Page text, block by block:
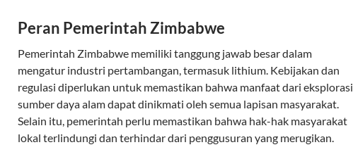
Peran Pemerintah Zimbabwe
Pemerintah Zimbabwe memiliki tanggung jawab besar dalam
mengatur industri pertambangan, termasuk lithium. Kebijakan dan
regulasi diperlukan untuk memastikan bahwa manfaat dari eksplorasi
sumber daya alam dapat dinikmati oleh semua lapisan masyarakat.
Selain itu, pemerintah perlu memastikan bahwa hak-hak masyarakat
lokal terlindungi dan terhindar dari penggusuran yang merugikan.